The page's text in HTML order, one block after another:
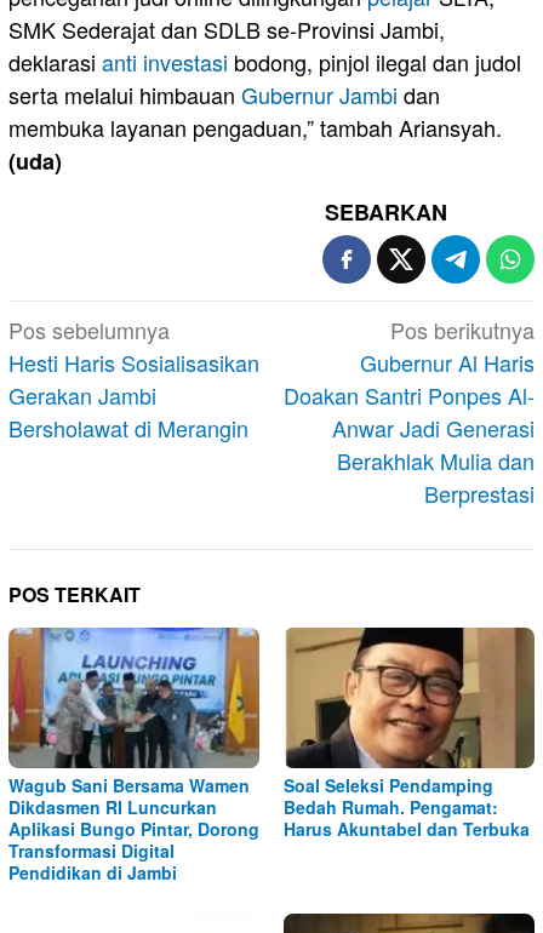
SMK Sederajat dan SDLB se-Provinsi Jambi,
deklarasi anti investasi bodong, pinjol ilegal dan judol
serta melalui himbauan Gubernur Jambi dan
membuka layanan pengaduan,” tambah Ariansyah.
(uda)
SEBARKAN
Navigasi
pos
Pos sebelumnya
Hesti Haris Sosialisasikan
Gerakan Jambi
Bersholawat di Merangin
Pos berikutnya
Gubernur Al Haris
Doakan Santri Ponpes Al-
Anwar Jadi Generasi
Berakhlak Mulia dan
Berprestasi
POS TERKAIT
Wagub Sani Bersama Wamen
Dikdasmen RI Luncurkan
Aplikasi Bungo Pintar, Dorong
Transformasi Digital
Pendidikan di Jambi
Soal Seleksi Pendamping
Bedah Rumah. Pengamat:
Harus Akuntabel dan Terbuka